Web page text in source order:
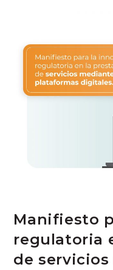
Manifiesto
regulatoria
de